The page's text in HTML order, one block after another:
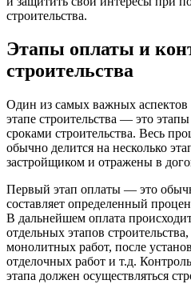
строительства.
Этапы оплаты и
строительства
Один из самых важных
этапе строительства — это
сроками строительства. Весь
обычно делится на несколько
застройщиком и отражены в
Первый этап оплаты — это
составляет определенный
В дальнейшем оплата
отдельных этапов
монолитных работ, после
отделочных работ и т.д.
этапа должен осуществляться